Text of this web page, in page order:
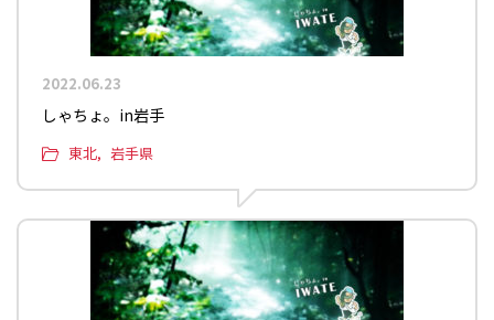
2022.06.23
しゃちょ。in岩手
東北 岩手県